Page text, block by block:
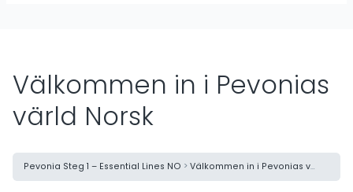
Välkommen in i Pevonias
värld Norsk
Pevonia Steg 1 – Essential Lines NO Välkommen in i Pevonias värld Norsk